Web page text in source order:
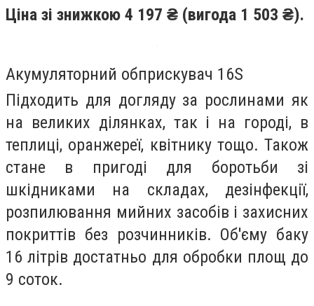
Ціна зі знижкою 4 197 ₴ (вигода 1 503 ₴).
Акумуляторний обприскувач 16S
Підходить для догляду за рослинами як
на великих ділянках, так і на городі, в
теплиці, оранжереї, квітнику тощо. Також
стане в пригоді для боротьби зі
шкідниками на складах, дезінфекції,
розпилювання мийних засобів і захисних
покриттів без розчинників. Об'єму баку
16 літрів достатньо для обробки площ до
9 соток.